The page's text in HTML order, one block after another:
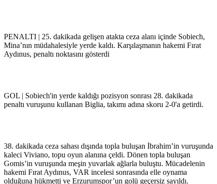
PENALTI | 25. dakikada gelişen atakta ceza alanı içinde Sobiech,
Mina’nın müdahalesiyle yerde kaldı. Karşılaşmanın hakemi Fırat
Aydınus, penaltı noktasını gösterdi
GOL | Sobiech'in yerde kaldığı pozisyon sonrası 28. dakikada
penaltı vuruşunu kullanan Biglia, takımı adına skoru 2-0'a getirdi.
38. dakikada ceza sahası dışında topla buluşan İbrahim’in vuruşunda
kaleci Viviano, topu oyun alanına çeldi. Dönen topla buluşan
Gomis’in vuruşunda meşin yuvarlak ağlarla buluştu. Mücadelenin
hakemi Fırat Aydınus, VAR incelesi sonrasında elle oynama
olduğuna hükmetti ve Erzurumspor’un golü geçersiz sayıldı.